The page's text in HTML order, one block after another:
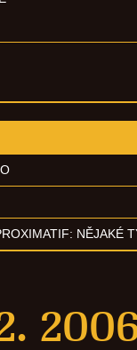
NĚJAKÉ